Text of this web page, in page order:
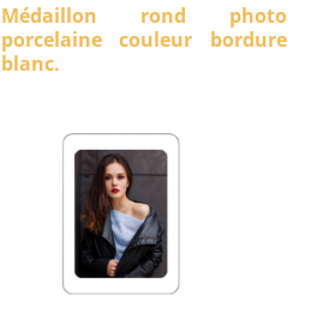
Médaillon rond photo
porcelaine couleur bordure
blanc.